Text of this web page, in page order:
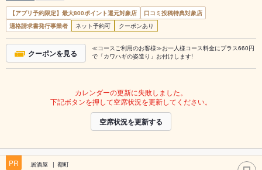
【アプリ予約限定】最大800ポイント還元対象店
口コミ投稿特典対象店
適格請求書発行事業者
ネット予約可 クーポンあり
クーポンを見る
≪コースご利用のお客様≫お一人様コース料金にプラス660円
で「カワハギの姿造り」お付けします!
カレンダーの更新に失敗しました。
下記ボタンを押して空席状況を更新してください。
空席状況を更新する
PR 居酒屋 都町